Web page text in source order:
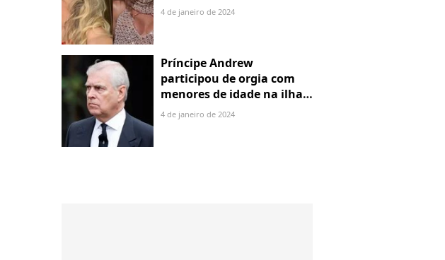
4 de janeiro de 2024
Príncipe Andrew
participou de orgia com
menores de idade na ilha
de Jeffrey Epstein, chefe de
4 de janeiro de 2024